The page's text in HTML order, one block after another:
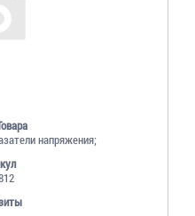
напряжения;